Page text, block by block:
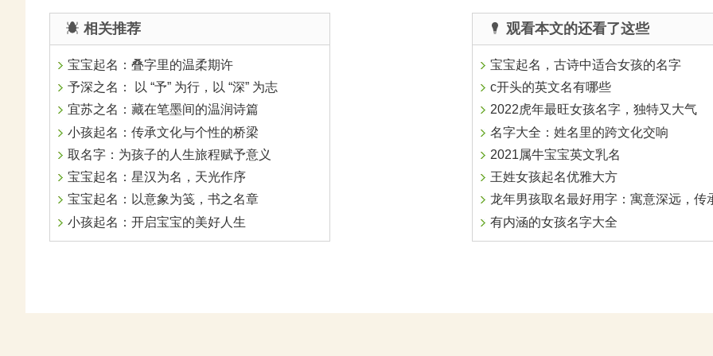
相关推荐
宝宝起名：叠字里的温柔期许
予深之名： 以 “予” 为行，以 “深” 为志
宜苏之名：藏在笔墨间的温润诗篇
小孩起名：传承文化与个性的桥梁
取名字：为孩子的人生旅程赋予意义
宝宝起名：星汉为名，天光作序
宝宝起名：以意象为笺，书之名章
小孩起名：开启宝宝的美好人生
观看本文的还看了这些
宝宝起名，古诗中适合女孩的名字
c开头的英文名有哪些
2022虎年最旺女孩名字，独特又大气
名字大全：姓名里的跨文化交响
2021属牛宝宝英文乳名
王姓女孩起名优雅大方
龙年男孩取名最好用字：寓意深远，传承文
有内涵的女孩名字大全